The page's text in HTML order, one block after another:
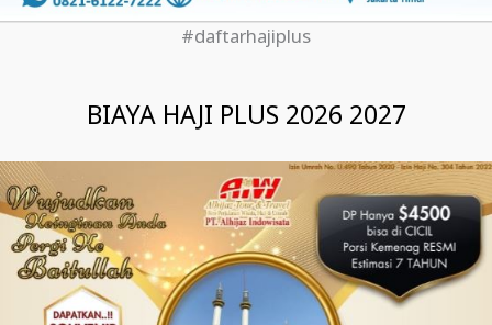
#daftarhajiplus
BIAYA HAJI PLUS 2026 2027